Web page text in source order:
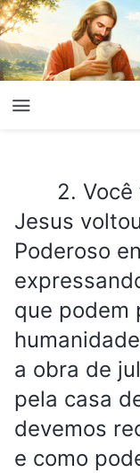
2.
Jesus
Poderoso
que podem
a obra de
pela casa
devemos
e como